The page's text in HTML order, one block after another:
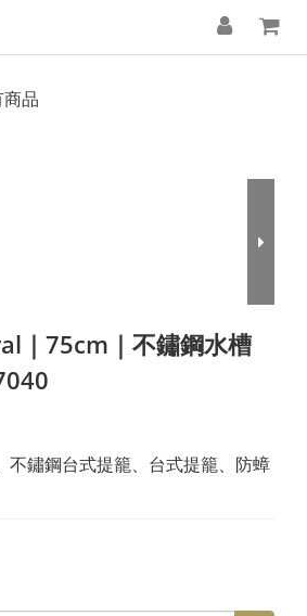
品
｜75cm｜不鏽鋼水槽
不鏽鋼台式提籠、台式提籠、防蟑